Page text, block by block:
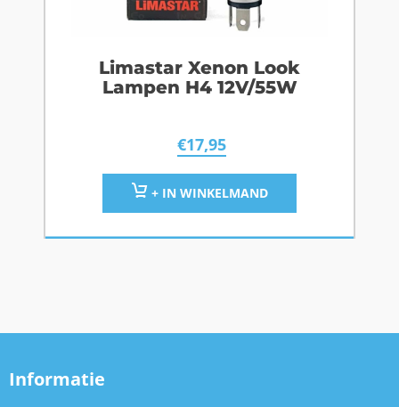
Limastar Xenon Look
Lampen H4 12V/55W
€17,95
+ IN WINKELMAND
Informatie